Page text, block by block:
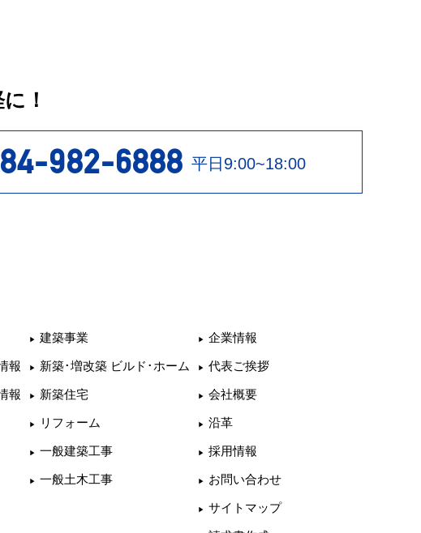
！
982-6888 平日9:00~18:00
報
報
建築事業
新築･増改築 ビルド･ホーム
新築住宅
リフォーム
一般建築工事
一般土木工事
企業情報
代表ご挨拶
会社概要
沿革
採用情報
お問い合わせ
サイトマップ